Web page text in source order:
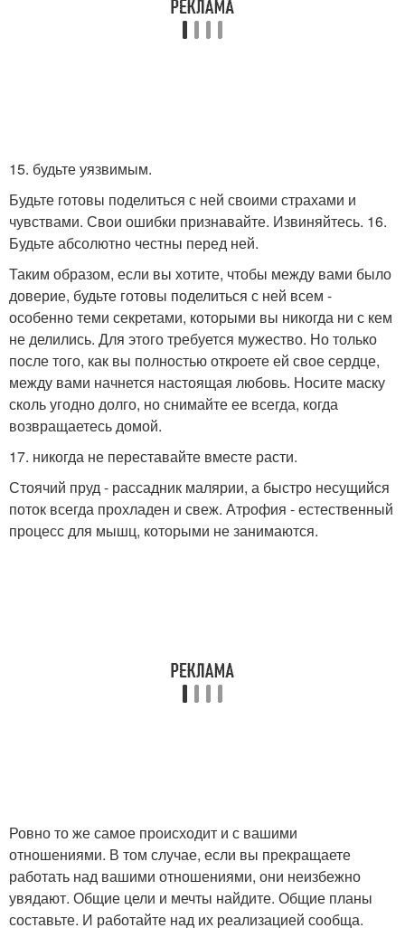
15. будьте уязвимым.
Будьте готовы поделиться с ней своими страхами и
чувствами. Свои ошибки признавайте. Извиняйтесь. 16.
Будьте абсолютно честны перед ней.
Таким образом, если вы хотите, чтобы между вами было
доверие, будьте готовы поделиться с ней всем -
особенно теми секретами, которыми вы никогда ни с кем
не делились. Для этого требуется мужество. Но только
после того, как вы полностью откроете ей свое сердце,
между вами начнется настоящая любовь. Носите маску
сколь угодно долго, но снимайте ее всегда, когда
возвращаетесь домой.
17. никогда не переставайте вместе расти.
Стоячий пруд - рассадник малярии, а быстро несущийся
поток всегда прохладен и свеж. Атрофия - естественный
процесс для мышц, которыми не занимаются.
Ровно то же самое происходит и с вашими
отношениями. В том случае, если вы прекращаете
работать над вашими отношениями, они неизбежно
увядают. Общие цели и мечты найдите. Общие планы
составьте. И работайте над их реализацией сообща.